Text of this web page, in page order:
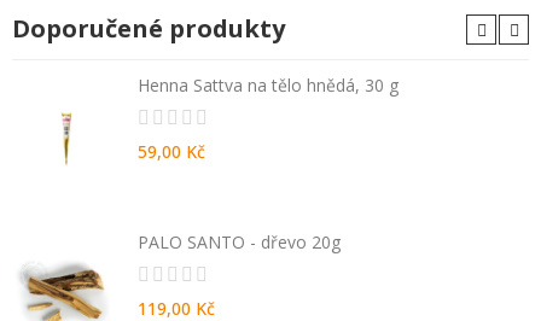
Doporučené produkty
Henna Sattva na tělo hnědá, 30 g
59,00 Kč
PALO SANTO - dřevo 20g
119,00 Kč